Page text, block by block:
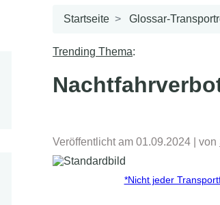
Startseite Glossar-
Trending Thema:
Veröffentlicht am 01.09.2024 | von
*Nicht jeder